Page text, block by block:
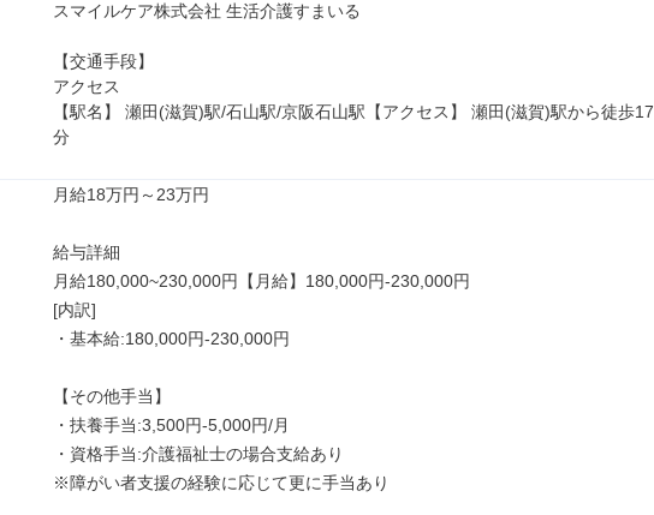
スマイルケア株式会社 生活介護すまいる
【交通手段】
アクセス
【駅名】 瀬田(滋賀)駅/石山駅/京阪石山駅【アクセス】 瀬田(滋賀)駅から徒歩17
分
月給18万円～23万円
給与詳細
月給180,000~230,000円【月給】180,000円-230,000円
[内訳]
・基本給:180,000円-230,000円
【その他手当】
・扶養手当:3,500円-5,000円/月
・資格手当:介護福祉士の場合支給あり
※障がい者支援の経験に応じて更に手当あり